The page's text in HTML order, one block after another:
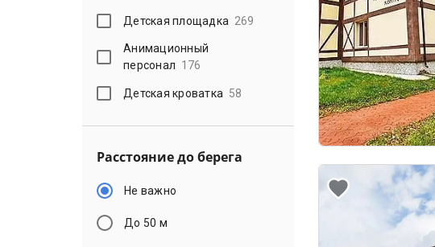
Детская площадка 269
Анимационный
персонал 176
Детская кроватка 58
Расстояние до берега
Не важно
До 50 м